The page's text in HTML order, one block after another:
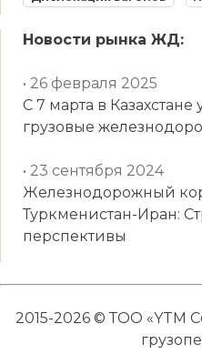
Новости рынка ЖД:
• 26 февраля 2025
С 7 марта в
грузовые
• 23 сентября 2024
Железнодорожный
Туркменистан-Иран:
перспективы
2015-2026 © ТОО «YTM